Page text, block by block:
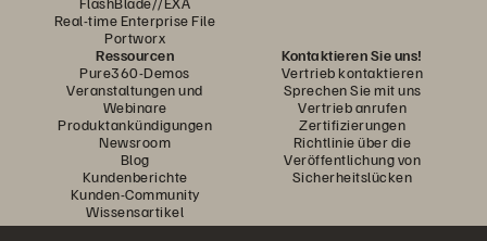
Real-time Enterprise File
Portworx
Ressourcen
Pure360-Demos
Veranstaltungen und
Webinare
Produktankündigungen
Newsroom
Blog
Kundenberichte
Kunden-Community
Wissensartikel
Kontaktieren Sie uns!
Vertrieb kontaktieren
Sprechen Sie mit uns
Vertrieb anrufen
Zertifizierungen
Richtlinie über die
Veröffentlichung von
Sicherheitslücken